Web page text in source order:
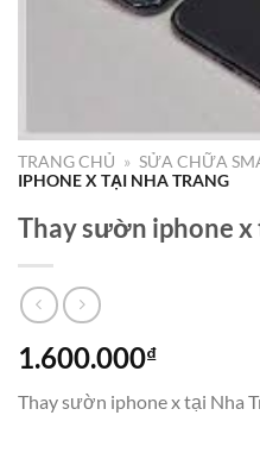
TRANG CHỦ » SỬA CHỮA
IPHONE X TẠI NHA TRANG
Thay sườn iphone x
1.600.000₫
Thay sườn iphone x tại Nha